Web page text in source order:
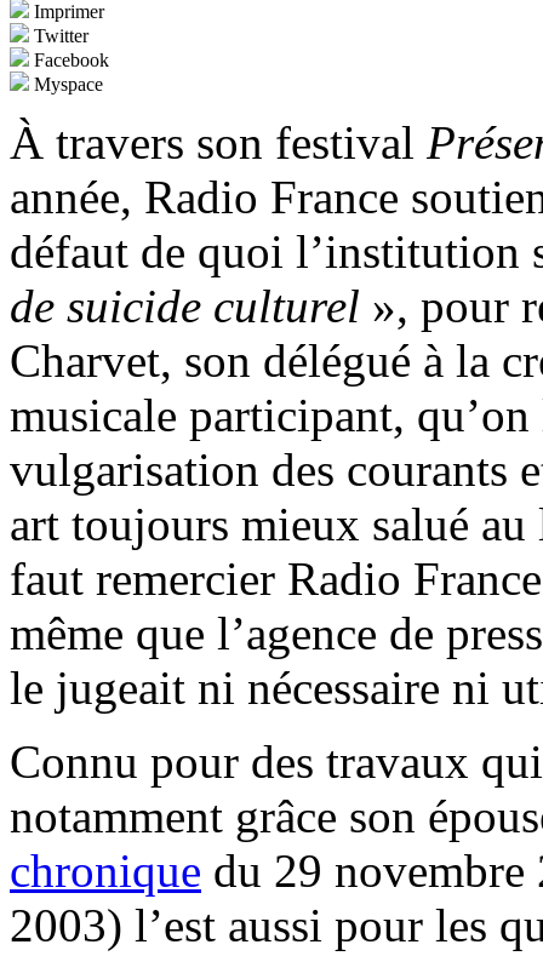
Imprimer
Twitter
Facebook
Myspace
À travers son festival
année, Radio France
défaut de quoi l’institution
de suicide culturel », pour
Charvet, son délégué à la
musicale participant,
vulgarisation des courants
art toujours mieux salué
faut remercier Radio
même que l’agence de
le jugeait ni nécessaire ni
Connu pour des travaux
notamment grâce son
chronique du 29
2003) l’est aussi pour les